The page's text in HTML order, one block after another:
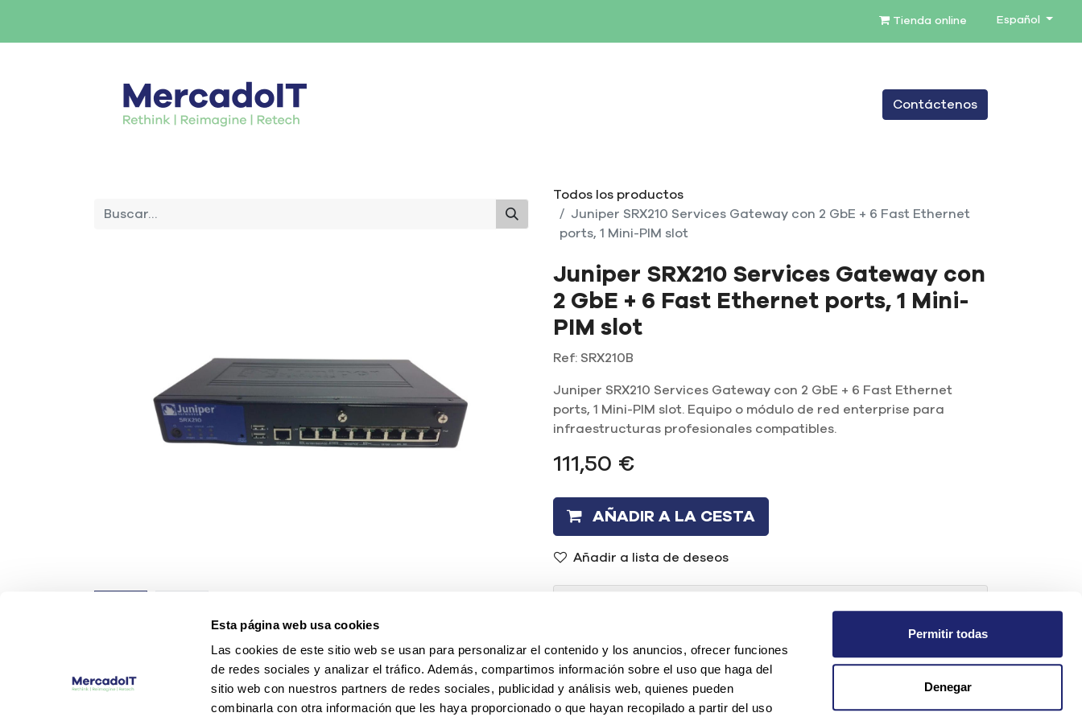
Esta página web usa cookies
Las cookies de este sitio web se usan para personalizar el contenido y los anuncios, ofrecer funciones
de redes sociales y analizar el tráfico. Además, compartimos información sobre el uso que haga del
sitio web con nuestros partners de redes sociales, publicidad y análisis web, quienes pueden
combinarla con otra información que les haya proporcionado o que hayan recopilado a partir del uso
Permitir todas
Denegar
Tienda online Español
BLOG
Contáctenos
Todos los productos
Juniper SRX210 Services Gateway con 2 GbE + 6 Fast Ethernet
ports, 1 Mini-PIM slot
Juniper SRX210 Services Gateway con
2 GbE + 6 Fast Ethernet ports, 1 Mini-
PIM slot
Ref: SRX210B
Juniper SRX210 Services Gateway con 2 GbE + 6 Fast Ethernet
ports, 1 Mini-PIM slot. Equipo o módulo de red enterprise para
infraestructuras profesionales compatibles.
111,50 €
AÑADIR A LA CESTA
Añadir a lista de deseos
(+34) 96 104 29 55
contacto@mercadoit.com
O chatea con nosotros